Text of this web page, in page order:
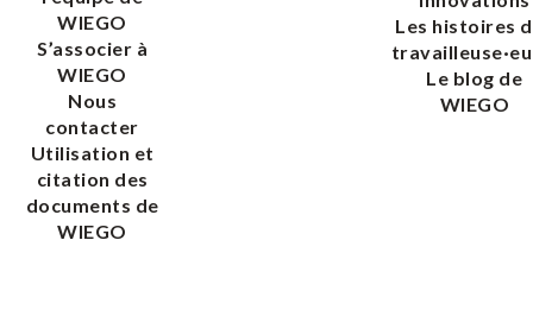
WIEGO
S’associer à
WIEGO
Nous
contacter
Utilisation et
citation des
documents de
WIEGO
Les histoires
Le blog de
WIEGO